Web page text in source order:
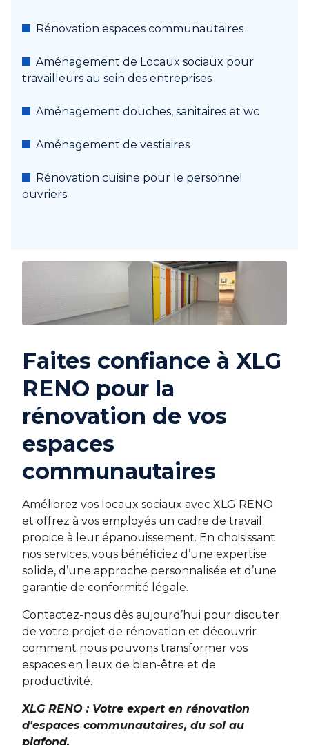
Rénovation espaces communautaires
Aménagement de Locaux sociaux pour
travailleurs au sein des entreprises
Aménagement douches, sanitaires et wc
Aménagement de vestiaires
Rénovation cuisine pour le personnel
ouvriers
Faites confiance à XLG
RENO pour la
rénovation de vos
espaces
communautaires
Améliorez vos locaux sociaux avec XLG RENO
et offrez à vos employés un cadre de travail
propice à leur épanouissement. En choisissant
nos services, vous bénéficiez d’une expertise
solide, d’une approche personnalisée et d’une
garantie de conformité légale.
Contactez-nous dès aujourd’hui pour discuter
de votre projet de rénovation et découvrir
comment nous pouvons transformer vos
espaces en lieux de bien-être et de
productivité.
XLG RENO : Votre expert en rénovation
d'espaces communautaires, du sol au
plafond.